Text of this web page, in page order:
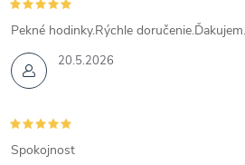
20.5.2026
Pekné hodinky.Rýchle doručenie.Ďakujem.
Spokojnost